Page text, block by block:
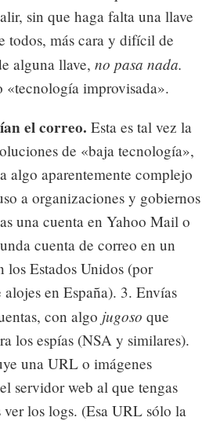
sin que haga falta una llave
todos, más cara y difícil de
alguna llave, no pasa nada.
«tecnología improvisada».
el correo. Esta es tal vez la
de «baja tecnología»,
algo aparentemente complejo
a organizaciones y gobiernos
una cuenta en Yahoo Mail o
cuenta de correo en un
los Estados Unidos (por
en España). 3. Envías
con algo jugoso que
los espías (NSA y similares).
una URL o imágenes
servidor web al que tengas
los logs. (Esa URL sólo la